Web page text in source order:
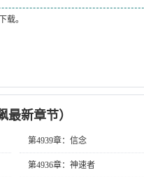
载。
新章节）
第4939章：信念
第4936章：神速者